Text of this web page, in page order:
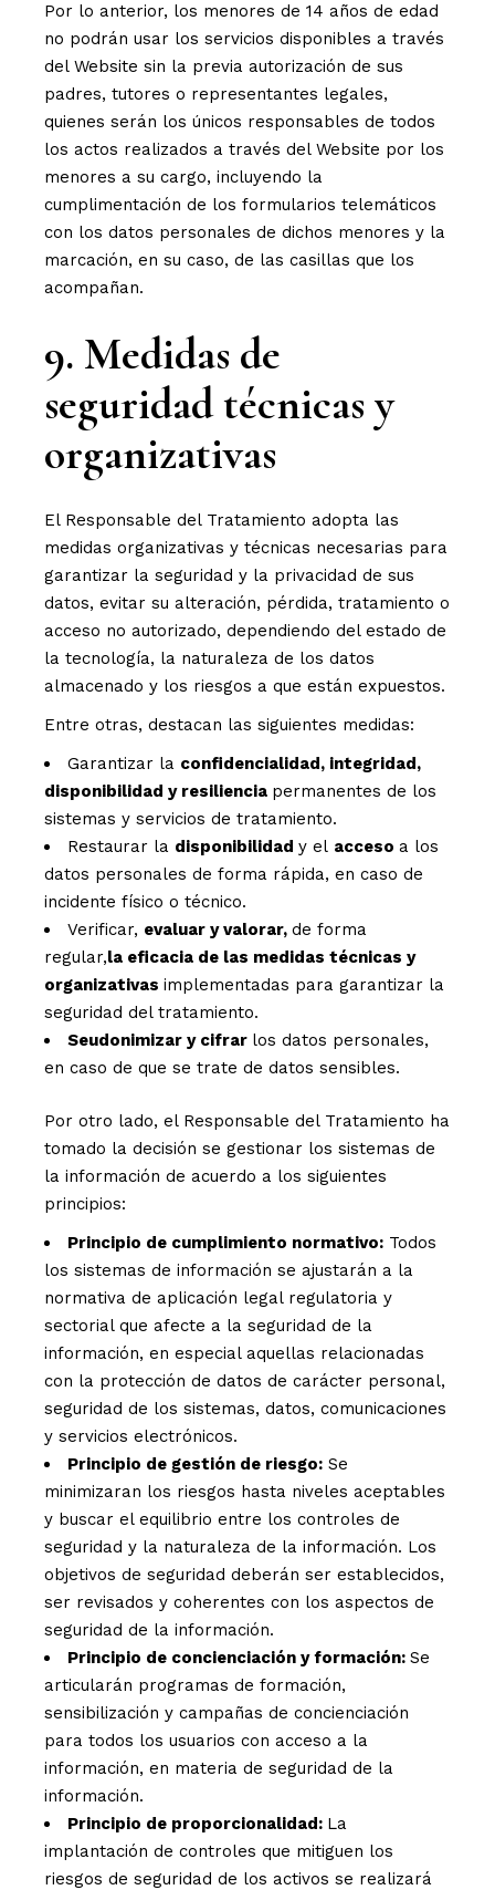
Por lo anterior, los menores de 14 años de edad
no podrán usar los servicios disponibles a través
del Website sin la previa autorización de sus
padres, tutores o representantes legales,
quienes serán los únicos responsables de todos
los actos realizados a través del Website por los
menores a su cargo, incluyendo la
cumplimentación de los formularios telemáticos
con los datos personales de dichos menores y la
marcación, en su caso, de las casillas que los
acompañan.
9. Medidas de
seguridad técnicas y
organizativas
El Responsable del Tratamiento adopta las
medidas organizativas y técnicas necesarias para
garantizar la seguridad y la privacidad de sus
datos, evitar su alteración, pérdida, tratamiento o
acceso no autorizado, dependiendo del estado de
la tecnología, la naturaleza de los datos
almacenado y los riesgos a que están expuestos.
Entre otras, destacan las siguientes medidas:
Garantizar la confidencialidad, integridad,
disponibilidad y resiliencia permanentes de los
sistemas y servicios de tratamiento.
Restaurar la disponibilidady el accesoa los
datos personales de forma rápida, en caso de
incidente físico o técnico.
Verificar, evaluar y valorar,de forma
regular,la eficacia de las medidas técnicas y
organizativasimplementadas para garantizar la
seguridad del tratamiento.
Seudonimizar y cifrar los datos personales,
en caso de que se trate de datos sensibles.
Por otro lado, el Responsable del Tratamiento ha
tomado la decisión se gestionar los sistemas de
la información de acuerdo a los siguientes
principios:
Principio de cumplimiento normativo: Todos
los sistemas de información se ajustarán a la
normativa de aplicación legal regulatoria y
sectorial que afecte a la seguridad de la
información, en especial aquellas relacionadas
con la protección de datos de carácter personal,
seguridad de los sistemas, datos, comunicaciones
y servicios electrónicos.
Principio de gestión de riesgo: Se
minimizaran los riesgos hasta niveles aceptables
y buscar el equilibrio entre los controles de
seguridad y la naturaleza de la información. Los
objetivos de seguridad deberán ser establecidos,
ser revisados y coherentes con los aspectos de
seguridad de la información.
Principio de concienciación y formación:Se
articularán programas de formación,
sensibilización y campañas de concienciación
para todos los usuarios con acceso a la
información, en materia de seguridad de la
información.
Principio de proporcionalidad: La
implantación de controles que mitiguen los
riesgos de seguridad de los activos se realizará